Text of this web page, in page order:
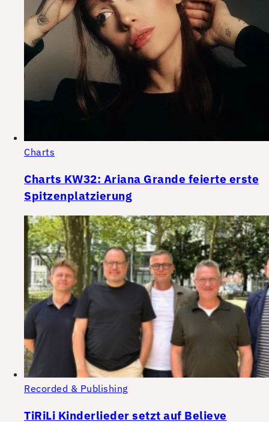
Charts
Charts KW32: Ariana Grande feierte erste
Spitzenplatzierung
Recorded & Publishing
TiRiLi Kinderlieder setzt auf Believe